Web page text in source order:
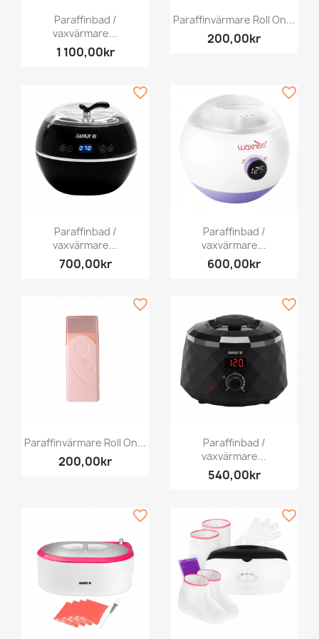
Paraffinbad /
vaxvärmare...
1 100,00kr
Paraffinvärmare Roll On...
200,00kr
Paraffinbad /
vaxvärmare...
700,00kr
favorite_border
Paraffinbad /
vaxvärmare...
600,00kr
favorite_border
Paraffinvärmare Roll On...
200,00kr
favorite_border
Paraffinbad /
vaxvärmare...
540,00kr
favorite_border
favorite_border favorite_border